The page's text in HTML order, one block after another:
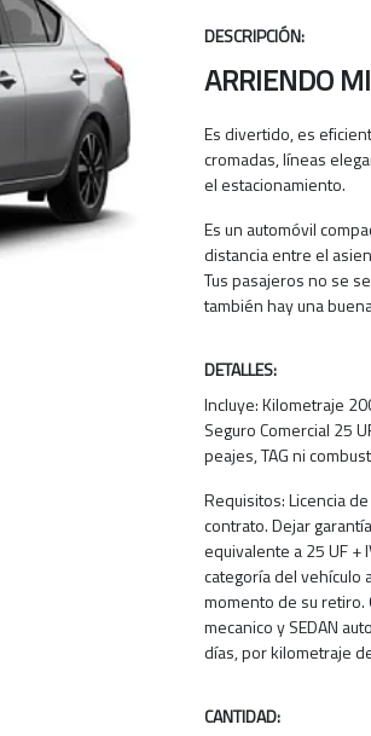
DESCRIPCIÓN:
ARRIENDO
Es divertido, es
cromadas, líneas
el estacionamiento.
Es un automóvil
distancia entre el
Tus pasajeros no se
también hay una
DETALLES:
Incluye: Kilometraje
Seguro Comercial 25
peajes, TAG ni
Requisitos: Licencia
contrato. Dejar
equivalente a 25 UF +
categoría del vehículo
momento de su retiro.
mecanico y SEDAN
días, por kilometraje
CANTIDAD: